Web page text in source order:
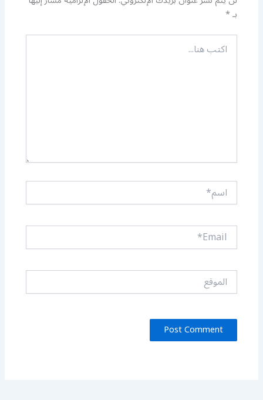
بـ*
اكتب
هنا...
اسم*
Email*
الموقع